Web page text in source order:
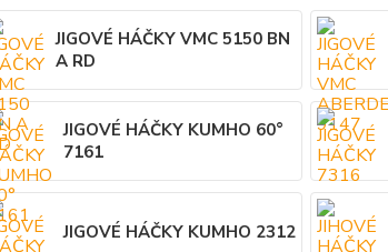
JIGOVÉ HÁČKY VMC 5150 BN
A RD
JIGOVÉ HÁČKY KUMHO 60°
7161
JIGOVÉ HÁČKY KUMHO 2312